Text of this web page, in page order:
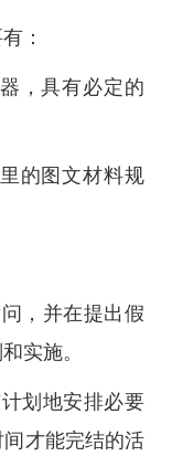
：
，具有必定的
的图文材料规
，并在提出假
实施。
划地安排必要
才能完结的活